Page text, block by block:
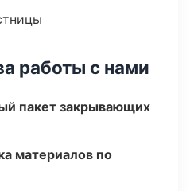
работы с нами
пакет закрывающих
материалов по